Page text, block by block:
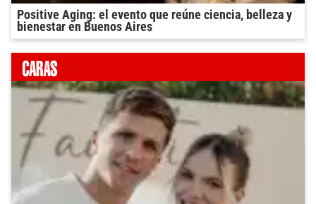
Positive Aging: el evento que reúne ciencia, belleza y
bienestar en Buenos Aires